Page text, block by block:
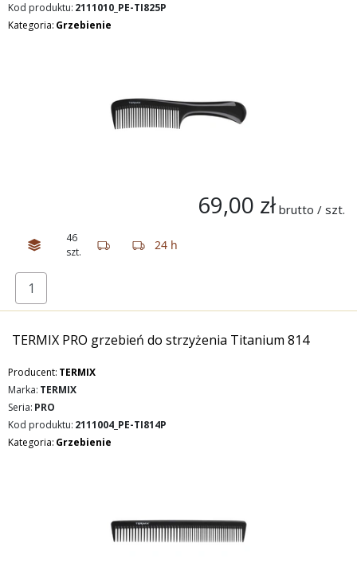
Kod produktu: 2111010_PE-TI825P
Kategoria: Grzebienie
69,00 zł brutto / szt.
46
szt.
24 h
TERMIX PRO grzebień do strzyżenia Titanium 814
Producent: TERMIX
Marka: TERMIX
Seria: PRO
Kod produktu: 2111004_PE-TI814P
Kategoria: Grzebienie